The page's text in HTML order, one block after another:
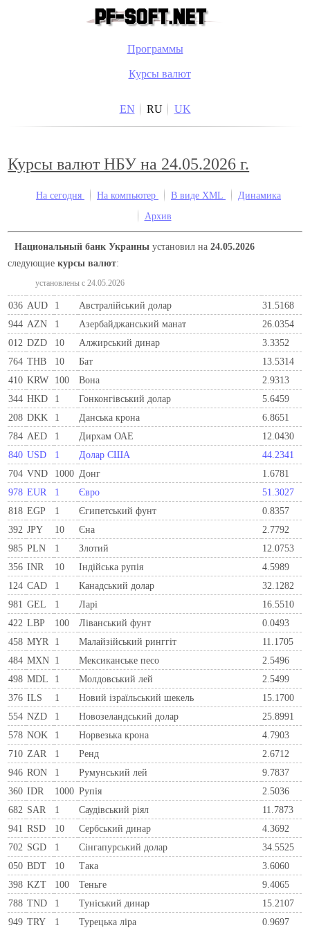
Программы
Курсы валют
EN RU UK
Курсы валют НБУ на 24.05.2026 г.
На сегодня На компьютер В виде XML
Динамика
Архив
Национальный банк Украины установил на24.05.2026
следующиекурсы валют:
установлены c 24.05.2026
036 AUD 1 Австралійський долар
31.5168
944 AZN 1 Азербайджанський манат
26.0354
012 DZD 10 Алжирський динар
3.3352
764 THB 10 Бат
13.5314
410 KRW 100 Вона
2.9313
344 HKD 1 Гонконгівський долар
5.6459
208 DKK 1 Данська крона
6.8651
784 AED 1 Дирхам ОАЕ
12.0430
840 USD 1 Долар США
44.2341
704 VND 1000 Донг
1.6781
978 EUR 1 Євро
51.3027
818 EGP 1 Єгипетський фунт
0.8357
392 JPY 10 Єна
2.7792
985 PLN 1 Злотий
12.0753
356 INR 10 Індійська рупія
4.5989
124 CAD 1 Канадський долар
32.1282
981 GEL 1 Ларi
16.5510
422 LBP 100 Ліванський фунт
0.0493
458 MYR 1 Малайзійський ринггіт
11.1705
484 MXN 1 Мексиканське песо
2.5496
498 MDL 1 Молдовський лей
2.5499
376 ILS 1 Новий ізраїльський шекель
15.1700
554 NZD 1 Новозеландський долар
25.8991
578 NOK 1 Норвезька крона
4.7903
710 ZAR 1 Ренд
2.6712
946 RON 1 Румунський лей
9.7837
360 IDR 1000 Рупія
2.5036
682 SAR 1 Саудівський ріял
11.7873
941 RSD 10 Сербський динар
4.3692
702 SGD 1 Сінгапурський долар
34.5525
050 BDT 10 Така
3.6060
398 KZT 100 Теньге
9.4065
788 TND 1 Туніський динар
15.2107
949 TRY 1 Турецька ліра 0.9697